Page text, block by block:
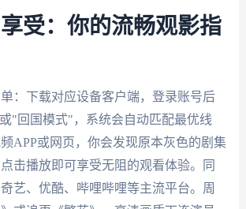
受：你的流畅观影指
：下载对应设备客户端，登录账号后
"回国模式"，系统会自动匹配最优线
APP或网页，你会发现原本灰色的剧集
击播放即可享受无阻的观看体验。同
艺、优酷、哔哩哔哩等主流平台。周